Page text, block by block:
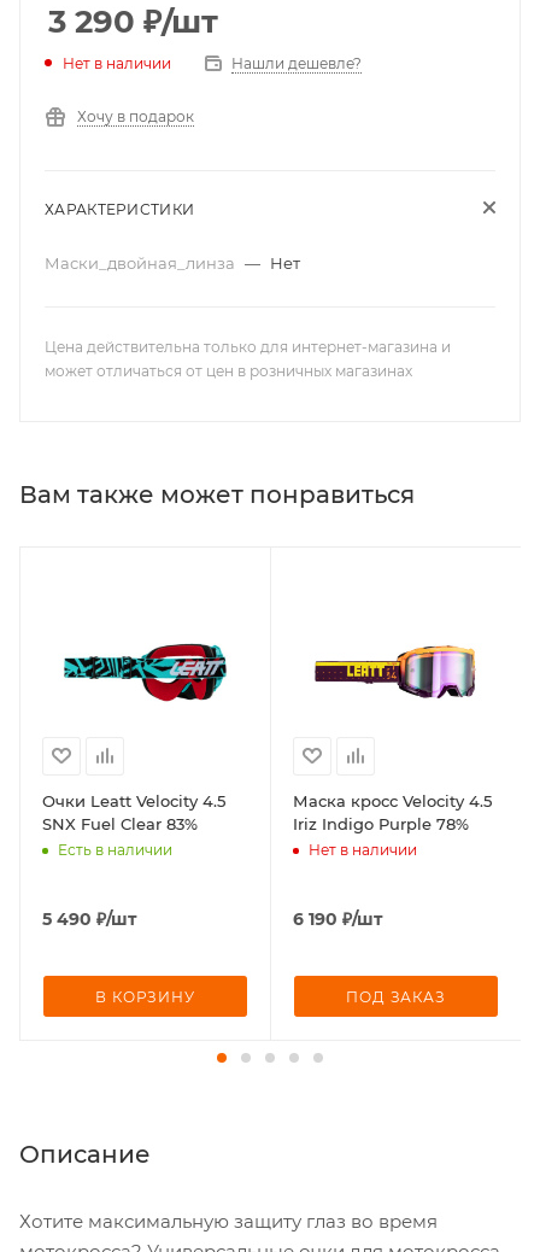
3 290 ₽/шт
Нет в наличии Нашли дешевле?
Хочу в подарок
ХАРАКТЕРИСТИКИ
Маски_двойная_линза — Нет
Цена действительна только для интернет-магазина и
может отличаться от цен в розничных магазинах
Вам также может понравиться
Очки Leatt Velocity 4.5
SNX Fuel Clear 83%
Есть в наличии
5 490 ₽/шт
В КОРЗИНУ
Маска кросс Velocity 4.5
Iriz Indigo Purple 78%
Нет в наличии
6 190 ₽/шт
ПОД ЗАКАЗ
Описание
Хотите максимальную защиту глаз во время